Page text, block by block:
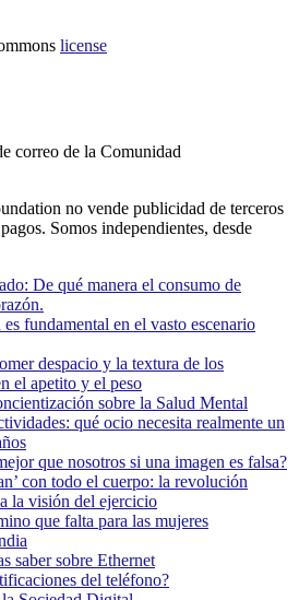
license
correo de la Comunidad
no vende publicidad de terceros
Somos independientes, desde
De qué manera el consumo de
fundamental en el vasto escenario
despacio y la textura de los
el apetito y el peso
sobre la Salud Mental
qué ocio necesita realmente un
que nosotros si una imagen es falsa?
con todo el cuerpo: la revolución
la visión del ejercicio
que falta para las mujeres
saber sobre Ethernet
del teléfono?